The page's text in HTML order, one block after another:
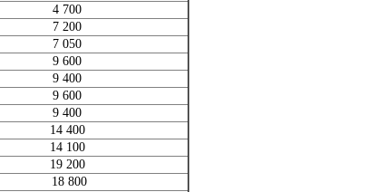
4 700
7 200
7 050
9 600
9 400
9 600
9 400
14 400
14 100
19 200
18 800